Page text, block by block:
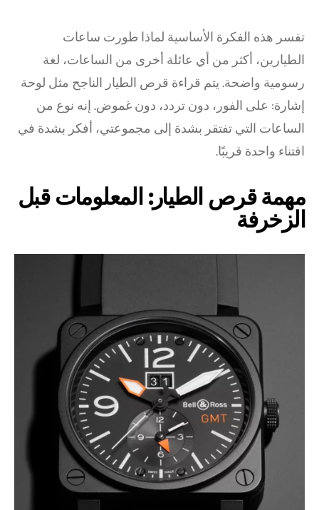
تفسر هذه الفكرة الأساسية لماذا طورت ساعات
الطيارين، أكثر من أي عائلة أخرى من الساعات، لغة
رسومية واضحة. يتم قراءة قرص الطيار الناجح مثل لوحة
إشارة: على الفور، دون تردد، دون غموض. إنه نوع من
الساعات التي تفتقر بشدة إلى مجموعتي، أفكر بشدة في
اقتناء واحدة قريبًا.
مهمة قرص الطيار: المعلومات قبل
الزخرفة